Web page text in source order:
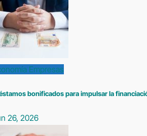
Empresas
bonificados para impulsar la
26, 2026